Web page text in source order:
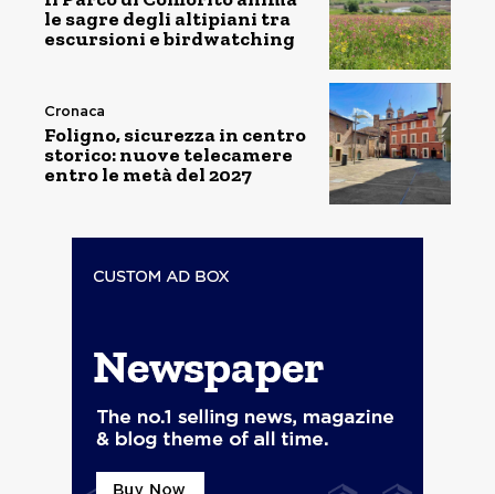
le sagre degli altipiani tra
escursioni e birdwatching
Cronaca
Foligno, sicurezza in centro
storico: nuove telecamere
entro le metà del 2027